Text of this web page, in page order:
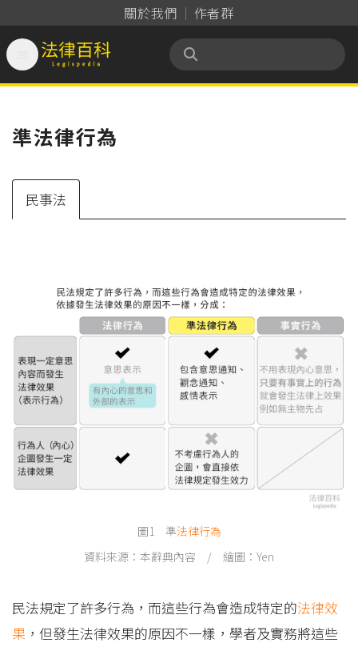
關於我們 作者群
法律百科 Legispedia
準法律行為
民事法
圖1 準法律行為
資料來源：本辭典內容 / 繪圖：Yen
民法規定了許多行為，而這些行為會造成特定的法律效
果 ，但發生法律效果的原因不一樣，學者及實務將這些